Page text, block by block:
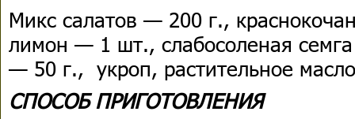
Микс салатов — 200 г.,
лимон — 1 шт., слабосоленая
— 50 г., укроп, растительное
СПОСОБ ПРИГОТОВЛЕНИЯ